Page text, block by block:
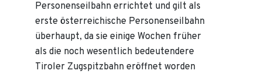
Personenseilbahn errichtet und gilt als
erste österreichische Personenseilbahn
überhaupt, da sie einige Wochen früher
als die noch wesentlich bedeutendere
Tiroler Zugspitzbahn eröffnet worden